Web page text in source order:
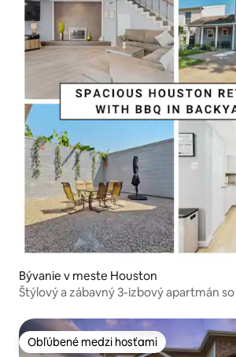
Bývanie v meste Houston
Štýlový a zábavný 3-izbový apartmán
Obľúbené medzi hosťami
Obľúbené medzi hosťami